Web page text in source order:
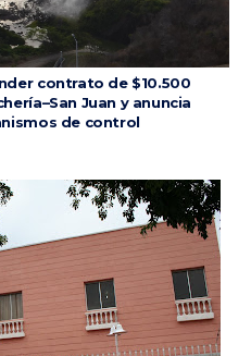
contrato de $10.500
Juan y anuncia
de control